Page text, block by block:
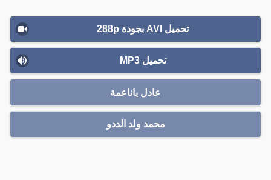
تحميل AVI بجودة 288p
تحميل MP3
عادل باناعمة
محمد ولد الددو